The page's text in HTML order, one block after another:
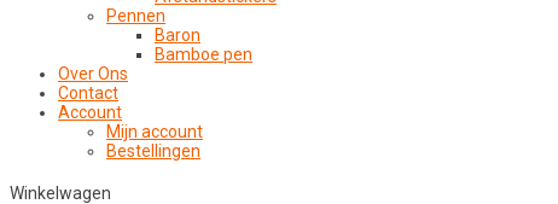
Pennen
Baron
Bamboe pen
Over Ons
Contact
Account
Mijn account
Bestellingen
Winkelwagen